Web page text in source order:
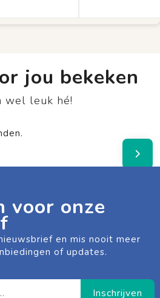
jou bekeken
wel leuk hé!
voor onze
en mis nooit meer
of updates.